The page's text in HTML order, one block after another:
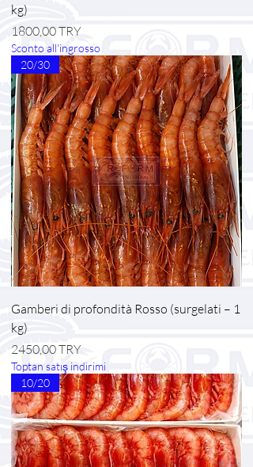
kg)
Prezzo
1800,00 TRY
Sconto all'ingrosso
20/30
Gamberi di profondità Rosso (surgelati – 1
kg)
Prezzo
2450,00 TRY
Toptan satış indirimi
10/20